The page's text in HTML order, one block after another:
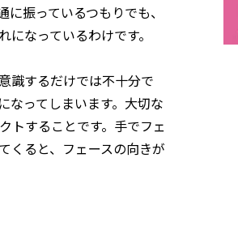
振っているつもりでも、
なっているわけです。
識するだけでは不十分で
なってしまいます。大切な
トすることです。手でフェ
くると、フェースの向きが